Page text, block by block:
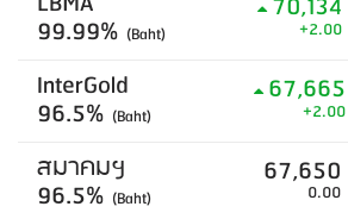
99.99% (Baht) +2.00
InterGold
96.5% (Baht)
67,665
+2.00
สมาคมฯ
96.5% (Baht)
67,650
0.00